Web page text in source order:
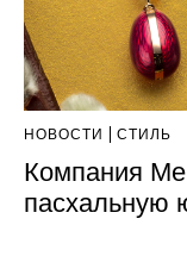
НОВОСТИ СТИЛЬ
Компания
пасхальную